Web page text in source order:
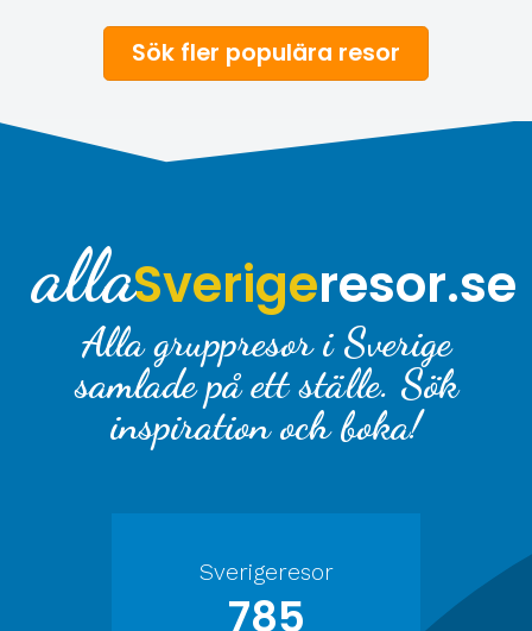
Sök fler populära resor
allaSverigeresor.se
Alla gruppresor i Sverige
samlade på ett ställe. Sök
inspiration och boka!
Sverigeresor
785